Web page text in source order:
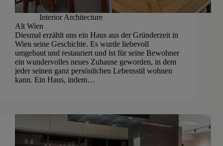
Interior Architecture
Alt Wien
Diesmal erzählt uns ein Haus aus der Gründerzeit in
Wien seine Geschichte. Es wurde liebevoll
umgebaut und restauriert und ist für seine Bewohner
ein wundervolles neues Zuhause geworden, in dem
jeder seinen ganz persönlichen Lebensstil wohnen
kann. Ein Haus, indem…